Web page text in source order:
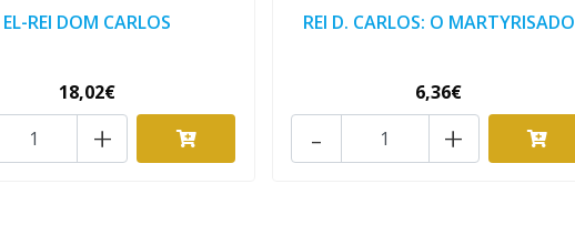
EL-REI DOM CARLOS
18,02€
+
REI D. CARLOS: O MARTYRISADO
6,36€
+
-